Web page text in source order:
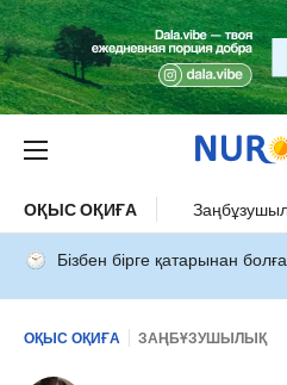
ОҚЫС ОҚИҒА
Бізбен бірге қатарынан
ОҚЫС ОҚИҒА ЗАҢБҰЗУШЫЛЫҚ